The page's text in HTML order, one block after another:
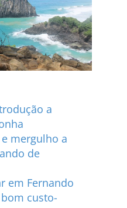
a
mergulho a
de
em Fernando
custo-